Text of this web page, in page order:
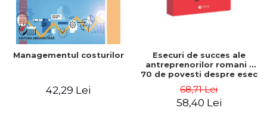
Managementul costurilor
42,29 Lei
Esecuri de succes ale
antreprenorilor romani -
70 de povesti despre esec
68,71 Lei
58,40 Lei